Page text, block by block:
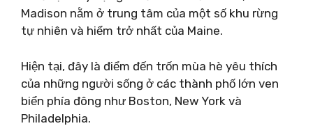
Madison nằm ở trung tâm của một số khu rừng
tự nhiên và hiểm trở nhất của Maine.
Hiện tại, đây là điểm đến trốn mùa hè yêu thích
của những người sống ở các thành phố lớn ven
biển phía đông như Boston, New York và
Philadelphia.